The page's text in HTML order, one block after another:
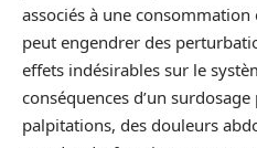
associés à une
peut engendrer des
effets indésirables sur le
conséquences d’un
palpitations, des douleurs